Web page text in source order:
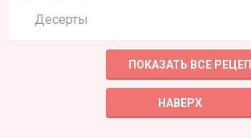
Десерты
ПОКАЗАТЬ ВСЕ
НАВЕРХ